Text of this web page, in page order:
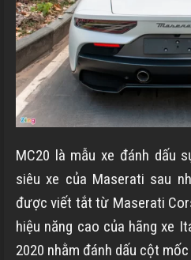
MC20 là mẫu xe đánh dấu
siêu xe của Maserati sau
được viết tắt từ Maserati
hiệu năng cao của hãng xe
2020 nhằm đánh dấu cột